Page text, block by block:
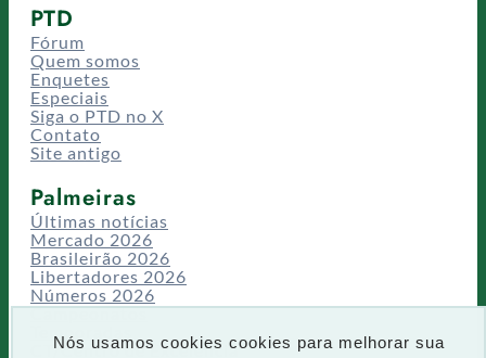
Nós usamos cookies cookies para melhorar sua
PTD
Fórum
Quem somos
Enquetes
Especiais
Siga o PTD no X
Contato
Site antigo
Palmeiras
Últimas notícias
Mercado 2026
Brasileirão 2026
Libertadores 2026
Números 2026
Campeonatos
CT/Centro de Excelência